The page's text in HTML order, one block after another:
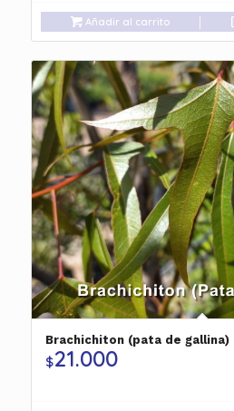
Añadir al carrito
Brachichiton (pata de gallina)
$21.000